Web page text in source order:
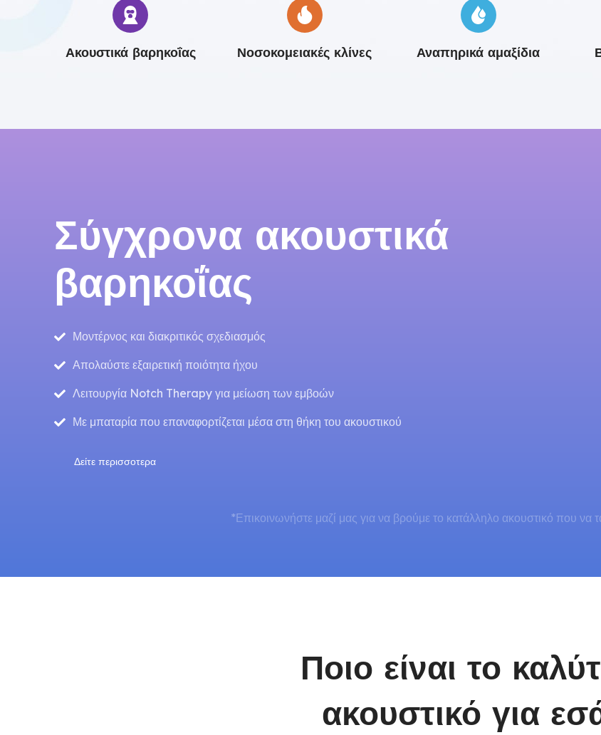
Ακουστικά βαρηκοΐας Νοσοκομειακές κλίνες Αναπηρικά αμαξίδια
Σύγχρονα ακουστικά
βαρηκοΐας
Μοντέρνος και διακριτικός σχεδιασμός
Απολαύστε εξαιρετική ποιότητα ήχου
Λειτουργία Notch Therapy για μείωση των εμβοών
Με μπαταρία που επαναφορτίζεται μέσα στη θήκη του ακουστικού
Δείτε περισσοτερα
*Επικοινωνήστε μαζί μας για να βρούμε το κατάλληλο ακουστικό που να
Ποιο είναι το
ακουστικό για